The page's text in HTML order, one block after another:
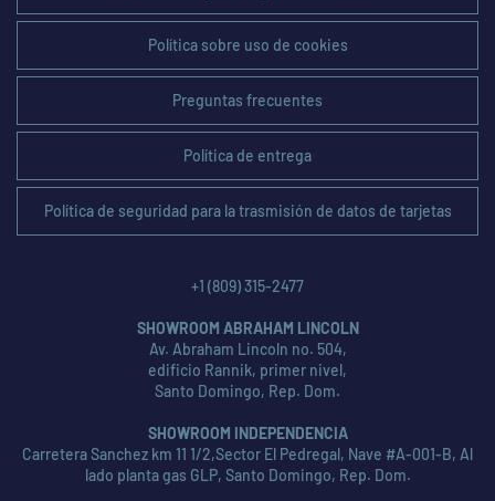
Política sobre uso de cookies
Preguntas frecuentes
Política de entrega
Política de seguridad para la trasmisión de datos de tarjetas
+1 (809) 315-2477
SHOWROOM ABRAHAM LINCOLN
Av. Abraham Lincoln no. 504,
edificio Rannik, primer nivel,
Santo Domingo, Rep. Dom.
SHOWROOM INDEPENDENCIA
Carretera Sanchez km 11 1/2,Sector El Pedregal, Nave #A-001-B, Al
lado planta gas GLP, Santo Domingo, Rep. Dom.